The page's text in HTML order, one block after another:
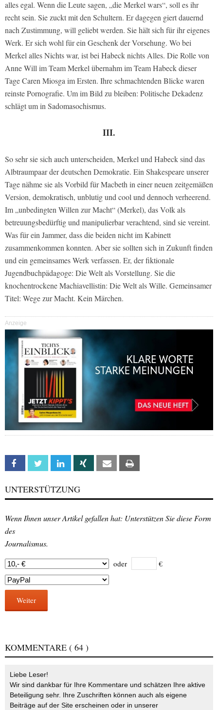
alles egal. Wenn die Leute sagen, „die Merkel wars“, soll es ihr
recht sein. Sie zuckt mit den Schultern. Er dagegen giert dauernd
nach Zustimmung, will geliebt werden. Sie hält sich für ihr eigenes
Werk. Er sich wohl für ein Geschenk der Vorsehung. Wo bei
Merkel alles Nichts war, ist bei Habeck nichts Alles. Die Rolle von
Anne Will im Team Merkel übernahm im Team Habeck dieser
Tage Caren Miosga im Ersten. Ihre schmachtenden Blicke waren
reinste Pornografie. Um im Bild zu bleiben: Politische Dekadenz
schlägt um in Sadomasochismus.
III.
So sehr sie sich auch unterscheiden, Merkel und Habeck sind das
Albtraumpaar der deutschen Demokratie. Ein Shakespeare unserer
Tage nähme sie als Vorbild für Macbeth in einer neuen zeitgemäßen
Version, demokratisch, unblutig und cool und dennoch verheerend.
Im „unbedingten Willen zur Macht“ (Merkel), das Volk als
betreuungsbedürftig und manipulierbar verachtend, sind sie vereint.
Was für ein Jammer, dass die beiden nicht im Kabinett
zusammenkommen konnten. Aber sie sollten sich in Zukunft finden
und ein gemeinsames Werk verfassen. Er, der fiktionale
Jugendbuchpädagoge: Die Welt als Vorstellung. Sie die
knochentrockene Machiavellistin: Die Welt als Wille. Gemeinsamer
Titel: Wege zur Macht. Kein Märchen.
Anzeige
Facebook Twitter Linkedin Xing Email
UNTERSTÜTZUNG
Wenn Ihnen unser Artikel gefallen hat: Unterstützen Sie diese Form
des
Journalismus.
oder €
Weiter
KOMMENTARE ( 64 )
Liebe Leser!
Wir sind dankbar für Ihre Kommentare und schätzen Ihre aktive
Beteiligung sehr. Ihre Zuschriften können auch als eigene
Beiträge auf der Site erscheinen oder in unserer